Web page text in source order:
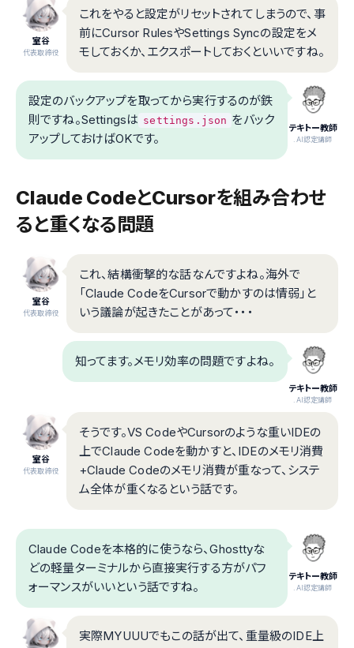
室谷
代表取締役
これをやると設定がリセットされてしまうので、事
前にCursor RulesやSettings Syncの設定をメ
モしておくか、エクスポートしておくといいですね。
テキトー教師
.AI認定講師
設定のバックアップを取ってから実行するのが鉄
則ですね。Settingsは settings.json をバック
アップしておけばOKです。
Claude CodeとCursorを組み合わせ
ると重くなる問題
室谷
代表取締役
これ、結構衝撃的な話なんですよね。海外で
「Claude CodeをCursorで動かすのは情弱」と
いう議論が起きたことがあって・・・
テキトー教師
.AI認定講師
知ってます。メモリ効率の問題ですよね。
室谷
代表取締役
そうです。VS CodeやCursorのような重いIDEの
上でClaude Codeを動かすと、IDEのメモリ消費
+Claude Codeのメモリ消費が重なって、システ
ム全体が重くなるという話です。
テキトー教師
.AI認定講師
Claude Codeを本格的に使うなら、Ghosttyな
どの軽量ターミナルから直接実行する方がパフ
ォーマンスがいいという話ですね。
実際MYUUUでもこの話が出て、重量級のIDE上